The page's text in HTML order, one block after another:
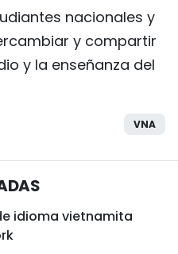
nacionales y
y compartir
y la enseñanza del
VNA
idioma vietnamita